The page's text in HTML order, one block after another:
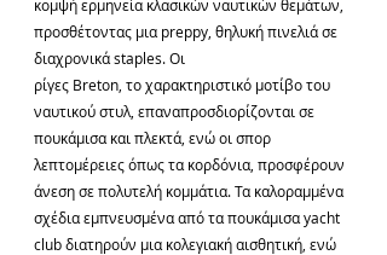
κομψή ερμηνεία κλασικών ναυτικών θεμάτων,
προσθέτοντας μια preppy, θηλυκή πινελιά σε
διαχρονικά staples. Οι
ρίγες Breton, το χαρακτηριστικό μοτίβο του
ναυτικού στυλ, επαναπροσδιορίζονται σε
πουκάμισα και πλεκτά, ενώ οι σπορ
λεπτομέρειες όπως τα κορδόνια, προσφέρουν
άνεση σε πολυτελή κομμάτια. Τα καλοραμμένα
σχέδια εμπνευσμένα από τα πουκάμισα yacht
club διατηρούν μια κολεγιακή αισθητική, ενώ